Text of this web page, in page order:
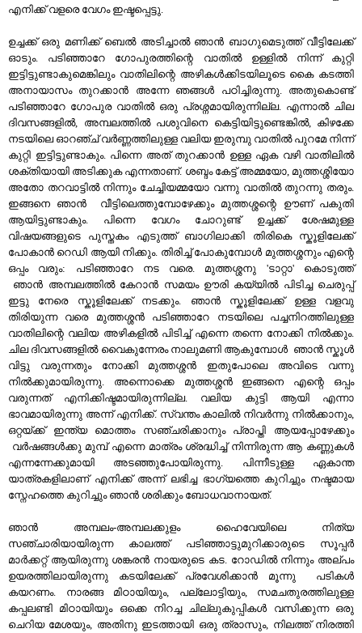
എനിക്ക് വളരെ വേഗം ഇഷ്ടപ്പെട്ടു.
ഉച്ചക്ക്‌ ഒരു മണിക്ക് ബെല്‍ അടിച്ചാല്‍ ഞാന്‍ ബാഗുമെടുത്ത് വീട്ടിലേക്ക്‌
ഓടും. പടിഞ്ഞാറേ ഗോപുരത്തിന്റെ വാതില്‍ ഉള്ളില്‍ നിന്ന് കുറ്റി
ഇട്ടിട്ടുണ്ടാകുമെങ്കിലും വാതിലിന്റെ അഴികള്‍ക്കിടയിലൂടെ കൈ കടത്തി
അനായാസം തുറക്കാന്‍ അന്നേ ഞങ്ങള്‍ പഠിച്ചിരുന്നു. അതുകൊണ്ട്
പടിഞ്ഞാറേ ഗോപുര വാതില്‍ ഒരു പ്രശ്നമായിരുന്നില്ല. എന്നാല്‍ ചില
ദിവസങ്ങളില്‍, അമ്പലത്തില്‍ പശുവിനെ കെട്ടിയിട്ടുണ്ടെങ്കില്‍, കിഴക്കേ
നടയിലെ ഓറഞ്ച് വര്‍ണ്ണത്തിലുള്ള വലിയ ഇരുമ്പു വാതില്‍ പുറമേ നിന്ന്
കുറ്റി ഇട്ടിട്ടുണ്ടാകും. പിന്നെ അത് തുറക്കാന്‍ ഉള്ള ഏക വഴി വാതിലില്‍
ശക്തിയായി അടിക്കുക എന്നതാണ്. ശബ്ദം കേട്ട് അമ്മയോ, മുത്തശ്ശിയോ
അതോ തറവാട്ടില്‍ നിന്നും ചേച്ചിയമ്മയോ വന്നു വാതില്‍ തുറന്നു തരും.
ഇങ്ങനെ ഞാന്‍ വീട്ടിലെത്തുമ്പോഴേക്കും മുത്തശ്ശന്റെ ഊണ് പകുതി
ആയിട്ടുണ്ടാകും. പിന്നെ വേഗം ചോറുണ്ട് ഉച്ചക്ക്‌ ശേഷമുള്ള
വിഷയങ്ങളുടെ പുസ്തകം എടുത്ത്‌ ബാഗിലാക്കി തിരികെ സ്കൂളിലേക്ക്
പോകാന്‍ റെഡി ആയി നിക്കും. തിരിച്ച് പോകുമ്പോള്‍ മുത്തശ്ശനും എന്റെ
ഒപ്പം വരും: പടിഞ്ഞാറേ നട വരെ. മുത്തശ്ശനു 'ടാറ്റാ' കൊടുത്ത്‌
ഞാന്‍ അമ്പലത്തില്‍ കേറാന്‍ സമയം ഊരി കയ്യില്‍ പിടിച്ച ചെരുപ്പ്‌
ഇട്ടു നേരെ സ്കൂളിലേക്ക് നടക്കും. ഞാന്‍ സ്കൂളിലേക്ക് ഉള്ള വളവു
തിരിയുന്ന വരെ മുത്തശ്ശന്‍ പടിഞ്ഞാറേ നടയിലെ പച്ചനിറത്തിലുള്ള
വാതിലിന്റെ വലിയ അഴികളില്‍ പിടിച്ച് എന്നെ തന്നെ നോക്കി നില്‍ക്കും.
ചില ദിവസങ്ങളില്‍ വൈകുന്നേരം നാലുമണി ആകുമ്പോള്‍ ഞാന്‍ സ്കൂള്‍
വിട്ടു വരുന്നതും നോക്കി മുത്തശ്ശന്‍ ഇതുപോലെ അവിടെ വന്നു
നില്‍ക്കുമായിരുന്നു. അന്നൊക്കെ മുത്തശ്ശന്‍ ഇങ്ങനെ എന്റെ ഒപ്പം
വരുന്നത് എനിക്കിഷ്ടമായിരുന്നില്ല. വലിയ കുട്ടി ആയി എന്നാ
ഭാവമായിരുന്നു അന്ന് എനിക്ക്. സ്വന്തം കാലില്‍ നിവര്‍ന്നു നില്‍ക്കാനും,
ഒറ്റയ്ക്ക് ഇന്ത്യ മൊത്തം സഞ്ചരിക്കാനും പ്രാപ്തി ആയപ്പോഴേക്കും
വര്‍ഷങ്ങള്‍ക്കു മുമ്പ്‌ എന്നെ മാത്രം ശ്രദ്ധിച്ച് നിന്നിരുന്ന ആ കണ്ണുകള്‍
എന്നന്നേക്കുമായി അടഞ്ഞുപോയിരുന്നു. പിന്നീടുള്ള ഏകാന്ത
യാത്രകളിലാണ് എനിക്ക് അന്ന് ലഭിച്ച ഭാഗ്യത്തെ കുറിച്ചും നഷ്ടമായ
സ്നേഹത്തെ കുറിച്ചും ഞാന്‍ ശരിക്കും ബോധവാനായത്.
ഞാന്‍ അമ്പലം-അമ്പലക്കുളം ഹൈവേയിലെ നിത്യ
സഞ്ചാരിയായിരുന്ന കാലത്ത്‌ പടിഞ്ഞാട്ടുമുറിക്കാരുടെ സൂപ്പര്‍
മാര്‍ക്കറ്റ്‌ ആയിരുന്നു ശങ്കരന്‍ നായരുടെ കട. റോഡില്‍ നിന്നും അല്പം
ഉയരത്തിലായിരുന്നു കടയിലേക്ക് പ്രവേശിക്കാന്‍ മൂന്നു പടികള്‍
കയറണം. നാരങ്ങ മിഠായിയും, പല്ലോട്ടിയും, സമചതുരത്തിലുള്ള
കപ്പലണ്ടി മിഠായിയും ഒക്കെ നിറച്ച ചില്ലുകുപ്പികള്‍ വസിക്കുന്ന ഒരു
ചെറിയ മേശയും, അതിനു ഇടത്തായി ഒരു ത്രാസും, നിലത്ത്‌ നിരത്തി